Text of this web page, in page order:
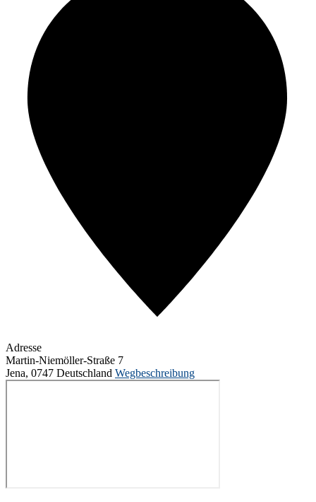
Adresse
Martin-Niemöller-Straße 7
Jena, 0747 Deutschland Wegbeschreibung